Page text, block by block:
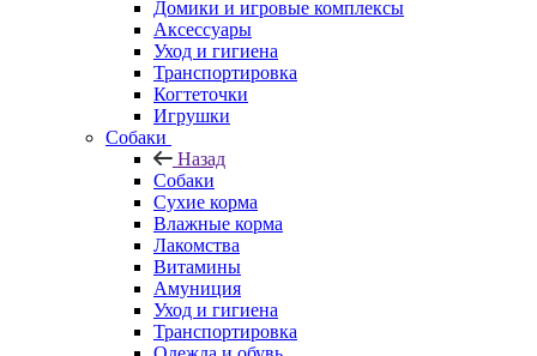
Домики и игровые комплексы
Аксессуары
Уход и гигиена
Транспортировка
Когтеточки
Игрушки
Собаки
Назад
Собаки
Сухие корма
Влажные корма
Лакомства
Витамины
Амуниция
Уход и гигиена
Транспортировка